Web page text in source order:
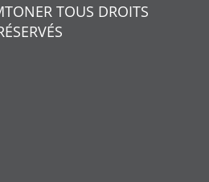
TOUS DROITS